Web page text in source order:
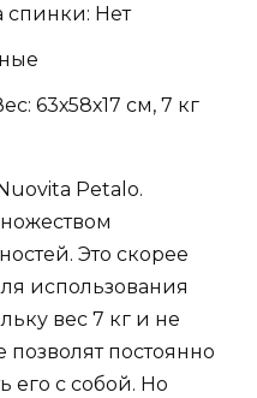
спинки: Нет
63х58х17 см, 7 кг
Petalo.
Это скорее
использования
вес 7 кг и не
постоянно
его с собой. Но